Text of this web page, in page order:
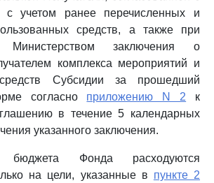
с учетом ранее перечисленных и
средств, а также при
Министерством заключения о
комплекса мероприятий и
Субсидии за прошедший
согласно приложению N 2 к
в течение 5 календарных
указанного заключения.
Фонда расходуются
на цели, указанные в пункте 2